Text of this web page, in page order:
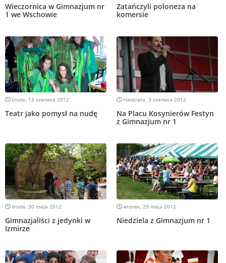
Wieczornica w Gimnazjum nr
1 we Wschowie
Zatańczyli poloneza na
komersie
środa, 13 czerwca 2012
Teatr jako pomysł na nudę
niedziela, 3 czerwca 2012
Na Placu Kosynierów Festyn
z Gimnazjum nr 1
środa, 30 maja 2012
Gimnazjaliści z jedynki w
Izmirze
wtorek, 29 maja 2012
Niedziela z Gimnazjum nr 1